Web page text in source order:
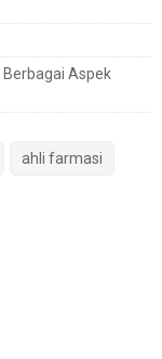
Berbagai Aspek
ahli farmasi